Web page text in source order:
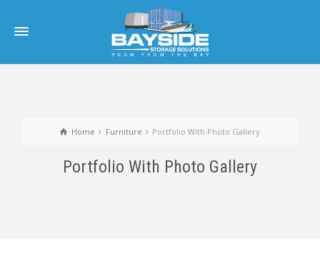
Home Furniture Portfolio With Photo Gallery
Portfolio With Photo Gallery